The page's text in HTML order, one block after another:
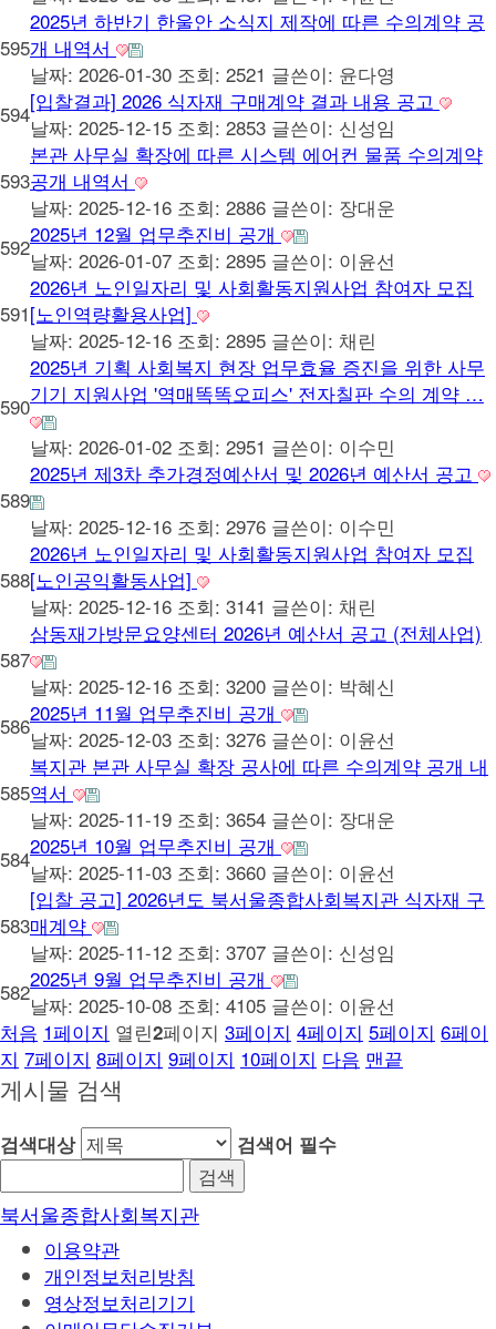
595
2025년 하반기 한울안 소식지 제작에 따른 수의계약 공
개 내역서
날짜: 2026-01-30 조회: 2521 글쓴이: 윤다영
594[입찰결과] 2026 식자재 구매계약 결과 내용 공고
날짜: 2025-12-15 조회: 2853 글쓴이: 신성임
593
본관 사무실 확장에 따른 시스템 에어컨 물품 수의계약
공개 내역서
날짜: 2025-12-16 조회: 2886 글쓴이: 장대운
5922025년 12월 업무추진비 공개
날짜: 2026-01-07 조회: 2895 글쓴이: 이윤선
591
2026년 노인일자리 및 사회활동지원사업 참여자 모집
[노인역량활용사업]
날짜: 2025-12-16 조회: 2895 글쓴이: 채린
590
2025년 기획 사회복지 현장 업무효율 증진을 위한 사무
기기 지원사업 '역매똑똑오피스' 전자칠판 수의 계약 …
날짜: 2026-01-02 조회: 2951 글쓴이: 이수민
589
2025년 제3차 추가경정예산서 및 2026년 예산서 공고
날짜: 2025-12-16 조회: 2976 글쓴이: 이수민
588
2026년 노인일자리 및 사회활동지원사업 참여자 모집
[노인공익활동사업]
날짜: 2025-12-16 조회: 3141 글쓴이: 채린
587
삼동재가방문요양센터 2026년 예산서 공고 (전체사업)
날짜: 2025-12-16 조회: 3200 글쓴이: 박혜신
5862025년 11월 업무추진비 공개
날짜: 2025-12-03 조회: 3276 글쓴이: 이윤선
585
복지관 본관 사무실 확장 공사에 따른 수의계약 공개 내
역서
날짜: 2025-11-19 조회: 3654 글쓴이: 장대운
5842025년 10월 업무추진비 공개
날짜: 2025-11-03 조회: 3660 글쓴이: 이윤선
583
[입찰 공고] 2026년도 북서울종합사회복지관 식자재 구
매계약
날짜: 2025-11-12 조회: 3707 글쓴이: 신성임
5822025년 9월 업무추진비 공개
날짜: 2025-10-08 조회: 4105 글쓴이: 이윤선
처음 1페이지 열린2페이지 3페이지 4페이지 5페이지 6페이
지 7페이지 8페이지 9페이지 10페이지 다음 맨끝
게시물 검색
검색대상 검색어 필수
북서울종합사회복지관
이용약관
개인정보처리방침
영상정보처리기기